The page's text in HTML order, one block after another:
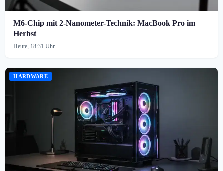
M6-Chip mit 2-Nanometer-Technik: MacBook Pro im
Herbst
Heute, 18:31 Uhr
HARDWARE